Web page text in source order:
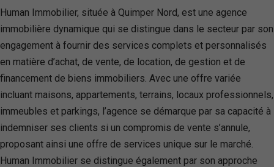
Human Immobilier, située à Quimper Nord, est une agence
immobilière dynamique qui se distingue dans le secteur par son
engagement à fournir des services complets et personnalisés
en matière d’achat, de vente, de location, de gestion et de
financement de biens immobiliers. Avec une offre variée
incluant maisons, appartements, terrains, locaux professionnels,
immeubles et parkings, l’agence se démarque par sa capacité à
indemniser ses clients si un compromis de vente s’annule,
proposant ainsi une offre de services unique sur le marché.
Human Immobilier se distingue également par son approche